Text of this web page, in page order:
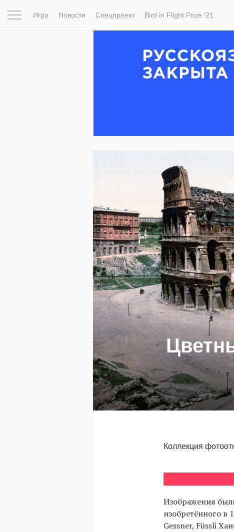
Игра Новости Спецпроект Bird in Flight Prize ‘21
Коллекция
Изображения
изобретённого в
Gessner, Füssli